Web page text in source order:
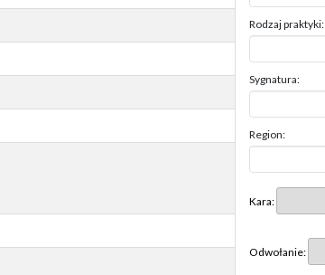
Rodzaj praktyki:
Sygnatura:
Region:
Kara:
Odwołanie: